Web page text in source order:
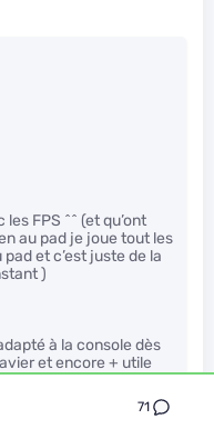
71
FPS ^^ (et qu’ont
au pad je joue tout les
et c’est juste de la
)
à la console dès
et encore + utile